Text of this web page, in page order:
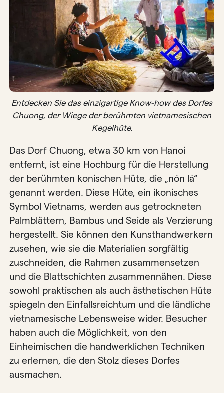
Entdecken Sie das einzigartige Know-how des Dorfes
Chuong, der Wiege der berühmten vietnamesischen
Kegelhüte.
Das Dorf Chuong, etwa 30 km von Hanoi
entfernt, ist eine Hochburg für die Herstellung
der berühmten konischen Hüte, die „nón lá“
genannt werden. Diese Hüte, ein ikonisches
Symbol Vietnams, werden aus getrockneten
Palmblättern, Bambus und Seide als Verzierung
hergestellt. Sie können den Kunsthandwerkern
zusehen, wie sie die Materialien sorgfältig
zuschneiden, die Rahmen zusammensetzen
und die Blattschichten zusammennähen. Diese
sowohl praktischen als auch ästhetischen Hüte
spiegeln den Einfallsreichtum und die ländliche
vietnamesische Lebensweise wider. Besucher
haben auch die Möglichkeit, von den
Einheimischen die handwerklichen Techniken
zu erlernen, die den Stolz dieses Dorfes
ausmachen.